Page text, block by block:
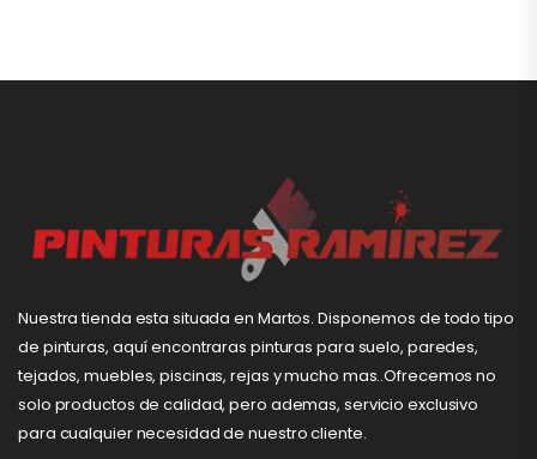
Nuestra tienda esta situada en Martos. Disponemos de todo tipo
de pinturas, aquí encontraras pinturas para suelo, paredes,
tejados, muebles, piscinas, rejas y mucho mas..Ofrecemos no
solo productos de calidad, pero ademas, servicio exclusivo
para cualquier necesidad de nuestro cliente.